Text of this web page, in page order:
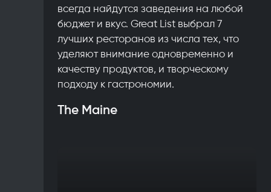
всегда найдутся заведения на любой
бюджет и вкус. Great List выбрал 7
лучших ресторанов из числа тех, что
уделяют внимание одновременно и
качеству продуктов, и творческому
подходу к гастрономии.
The Maine